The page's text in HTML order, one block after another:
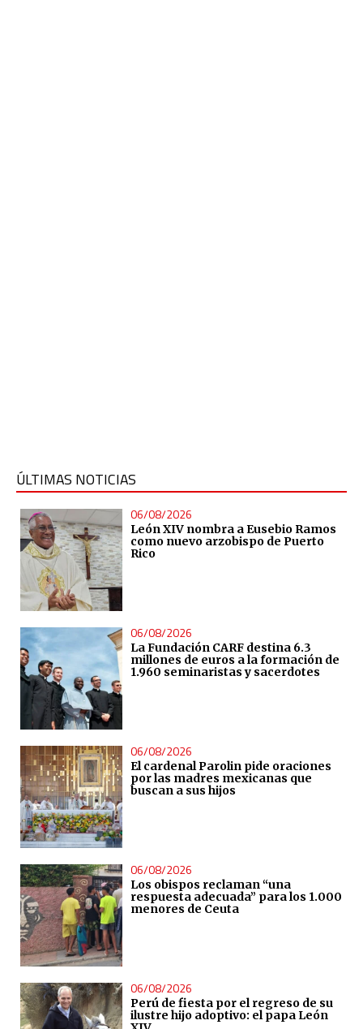
ÚLTIMAS NOTICIAS
06/08/2026
León XIV nombra a Eusebio Ramos
como nuevo arzobispo de Puerto
Rico
06/08/2026
La Fundación CARF destina 6.3
millones de euros a la formación de
1.960 seminaristas y sacerdotes
06/08/2026
El cardenal Parolin pide oraciones
por las madres mexicanas que
buscan a sus hijos
06/08/2026
Los obispos reclaman “una
respuesta adecuada” para los 1.000
menores de Ceuta
06/08/2026
Perú de fiesta por el regreso de su
ilustre hijo adoptivo: el papa León